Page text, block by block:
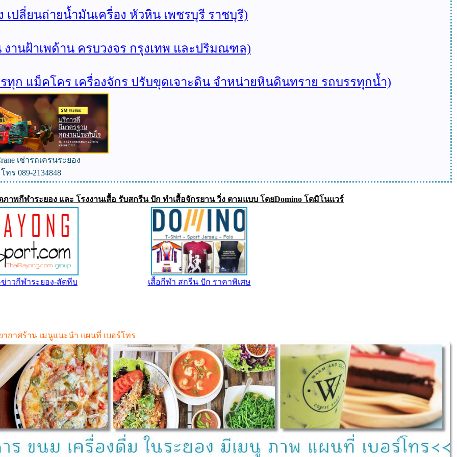
ปลี่ยนถ่ายน้ำมันเครื่อง หัวหิน เพชรบุรี ราชบุรี)
งานฝ้าเพด้าน ครบวงจร กรุงเทพ และปริมณฑล)
รทุก แม็คโคร เครื่องจักร ปรับขุดเจาะดิน จำหน่ายหินดินทราย รถบรรทุกน้ำ)
เช่ารถเครนระยอง
โทร 089-2134848
ภาพกีฬาระยอง และ โรงงานเสื้อ รับสกรีน ปัก ทำเสื้อจักรยาน วิ่ง ตามแบบ โดยDomino โดมิโนแวร์
าวกีฬาระยอง-สัตหีบ เสื้อกีฬา สกรีน ปัก ราคาพิเศษ
กาศร้าน เมนูแนะนำ แผนที่ เบอร์โทร